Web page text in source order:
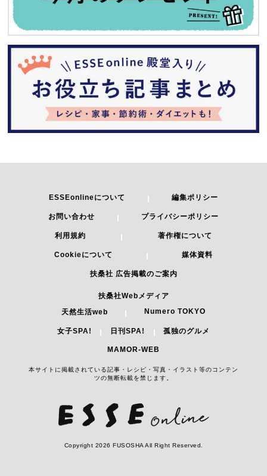
ESSEonlineについて 編集ポリシー
お問い合わせ プライバシーポリシー
利用規約 著作権について
Cookieについて 媒体資料
扶桑社 広告掲載のご案内
扶桑社Webメディア
天然生活web
Numero TOKYO
女子SPA! 日刊SPA! 孤独のグルメ
MAMOR-WEB
本サイトに掲載されている記事・レシピ・写真・イラスト等のコンテン
ツの無断転載を禁じます。
Copyright 2026 FUSOSHA All Right Reserved.